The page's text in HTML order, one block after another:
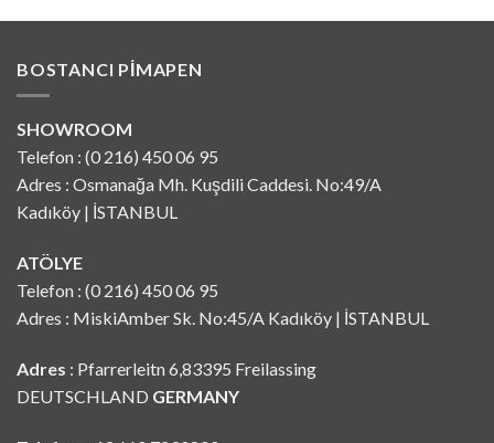
BOSTANCI PIMAPEN
SHOWROOM
Telefon : (0 216) 450 06 95
Adres : Osmanağa Mh. Kuşdili Caddesi. No:49/A
Kadıköy | İSTANBUL
ATÖLYE
Telefon : (0 216) 450 06 95
Adres : MiskiAmber Sk. No:45/A Kadıköy | İSTANBUL
Adres : Pfarrerleitn 6,83395 Freilassing
DEUTSCHLAND GERMANY